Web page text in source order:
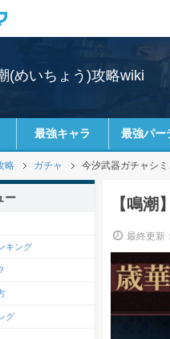
(めいちょう)攻略wiki
最強キャラ 最強パー
略 ガチャ 今汐武器ガチャシ
【鳴潮
最終更新
ー
キング
グ